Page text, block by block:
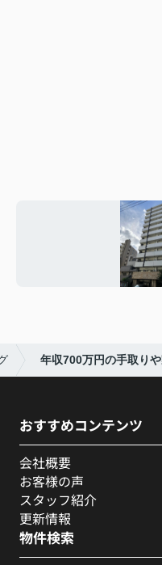
年収700万円の手取り
おすすめコンテンツ
会社概要
お客様の声
スタッフ紹介
更新情報
物件検索